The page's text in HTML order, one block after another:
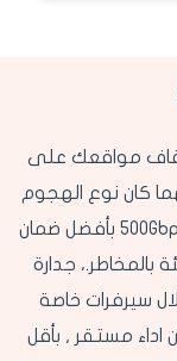
مواقعك على
كان نوع الهجوم
، نقدم حماية من هجمات DDOS تصل إلى 500Gbps بأفضل ضمان
جدارة
سيرفرات خاصة
مستقر , بأقل